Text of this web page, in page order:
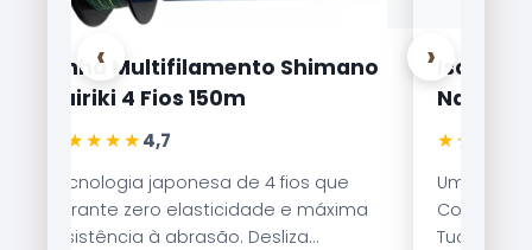
‹
Linha Multifilamento Shimano
Kairiki 4 Fios 150m
★★★★★4,7
Tecnologia japonesa de 4 fios que
garante zero elasticidade e máxima
resistência à abrasão. Desliza
Isca
★★★★★
Uma das
Com
Tucunaré
›